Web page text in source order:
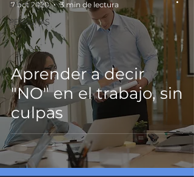
EMPRESAS
PERSONAS
Aprender a decir
"NO" en el trabajo, sin
culpas
7 oct 2020
3 min de lectura